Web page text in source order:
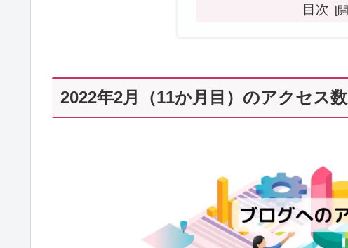
目次
2022年2月（11か月目）のアクセス数